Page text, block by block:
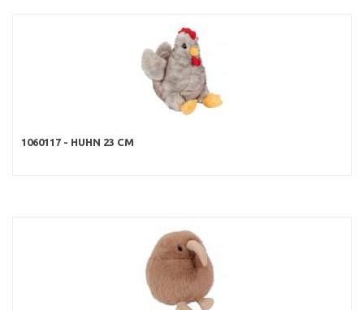
1060117 - HUHN 23 CM